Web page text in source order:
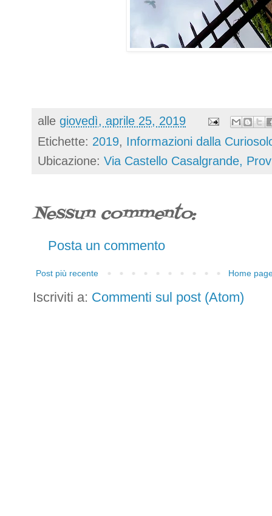
alle giovedì, aprile 25, 2019
Etichette: 2019, Informazioni dalla
Ubicazione: Via Castello Casalgrande,
Nessun commento:
Posta un commento
Post più recente Home
Iscriviti a: Commenti sul post (Atom)